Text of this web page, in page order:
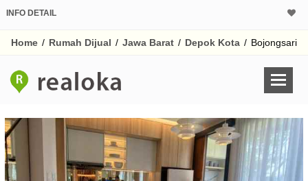
INFO DETAIL
Home / Rumah Dijual / Jawa Barat / Depok Kota / Bojongsari
Harga Rp